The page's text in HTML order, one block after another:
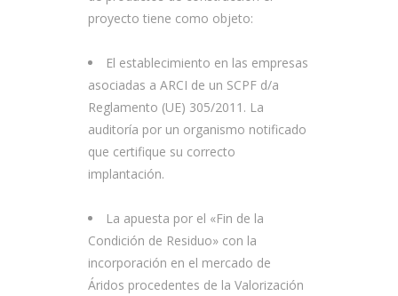
proyecto tiene como objeto:
El establecimiento en las empresas
asociadas a ARCI de un SCPF d/a
Reglamento (UE) 305/2011. La
auditoría por un organismo notificado
que certifique su correcto
implantación.
La apuesta por el «Fin de la
Condición de Residuo» con la
incorporación en el mercado de
Áridos procedentes de la Valorización